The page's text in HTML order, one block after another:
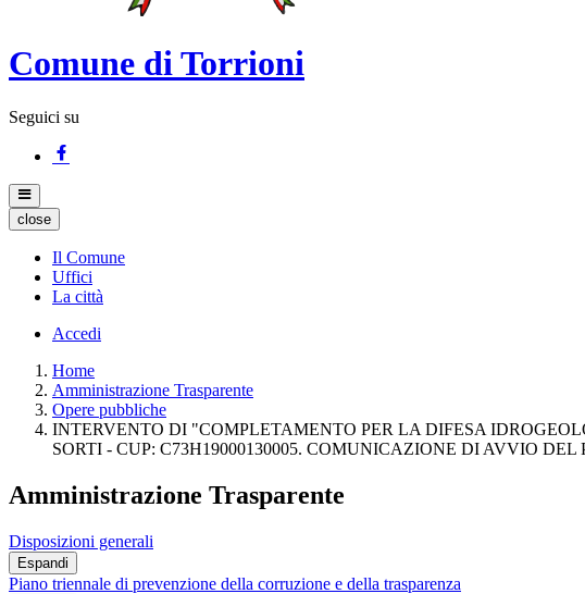
Comune di Torrioni
Seguici su
close
Il Comune
Uffici
La città
Accedi
Home
Amministrazione Trasparente
Opere pubbliche
INTERVENTO DI "COMPLETAMENTO PER LA DIFESA
SORTI - CUP: C73H19000130005. COMUNICAZIONE DI AVVIO DEL
Amministrazione Trasparente
Disposizioni generali
Espandi
Piano triennale di prevenzione della corruzione e della trasparenza